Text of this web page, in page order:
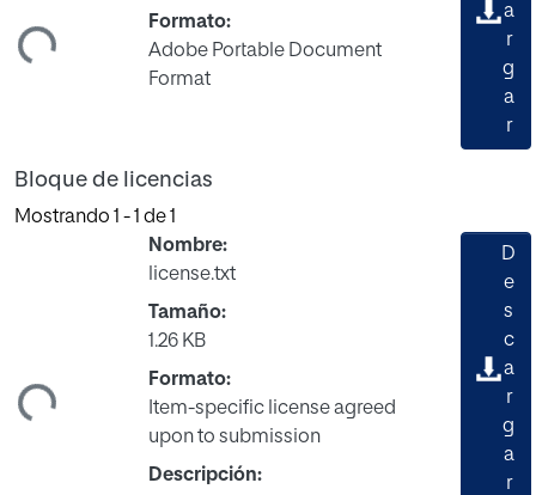
Formato:
Adobe Portable Document
Format
a
r
g
a
r
Bloque de licencias
Mostrando 1 - 1 de 1
Nombre:
license.txt
Tamaño:
1.26 KB
Formato:
Item-specific license agreed
upon to submission
Descripción:
D
e
s
c
a
r
g
a
r